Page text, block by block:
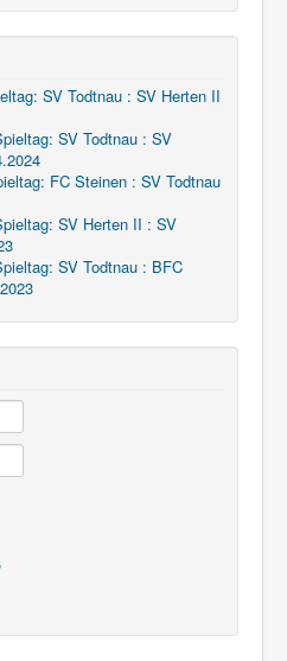
SV Todtnau : SV Herten II
SV Todtnau : SV
FC Steinen : SV Todtnau
SV Herten II : SV
SV Todtnau : BFC